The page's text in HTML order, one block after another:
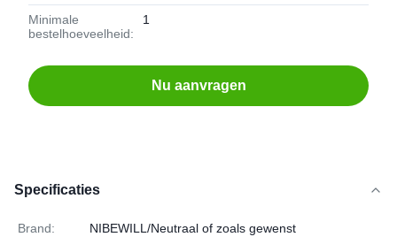
Minimale
bestelhoeveelheid:
1
Nu aanvragen
Specificaties
Brand: NIBEWILL/Neutraal of zoals gewenst